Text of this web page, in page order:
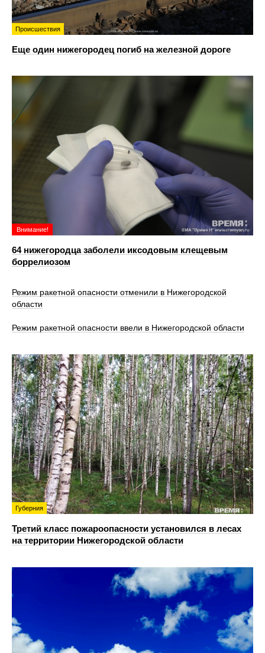
Происшествия
Еще один нижегородец погиб на железной дороге
Внимание!
64 нижегородца заболели иксодовым клещевым
боррелиозом
Режим ракетной опасности отменили в Нижегородской
области
Режим ракетной опасности ввели в Нижегородской области
Губерния
Третий класс пожароопасности установился в лесах
на территории Нижегородской области